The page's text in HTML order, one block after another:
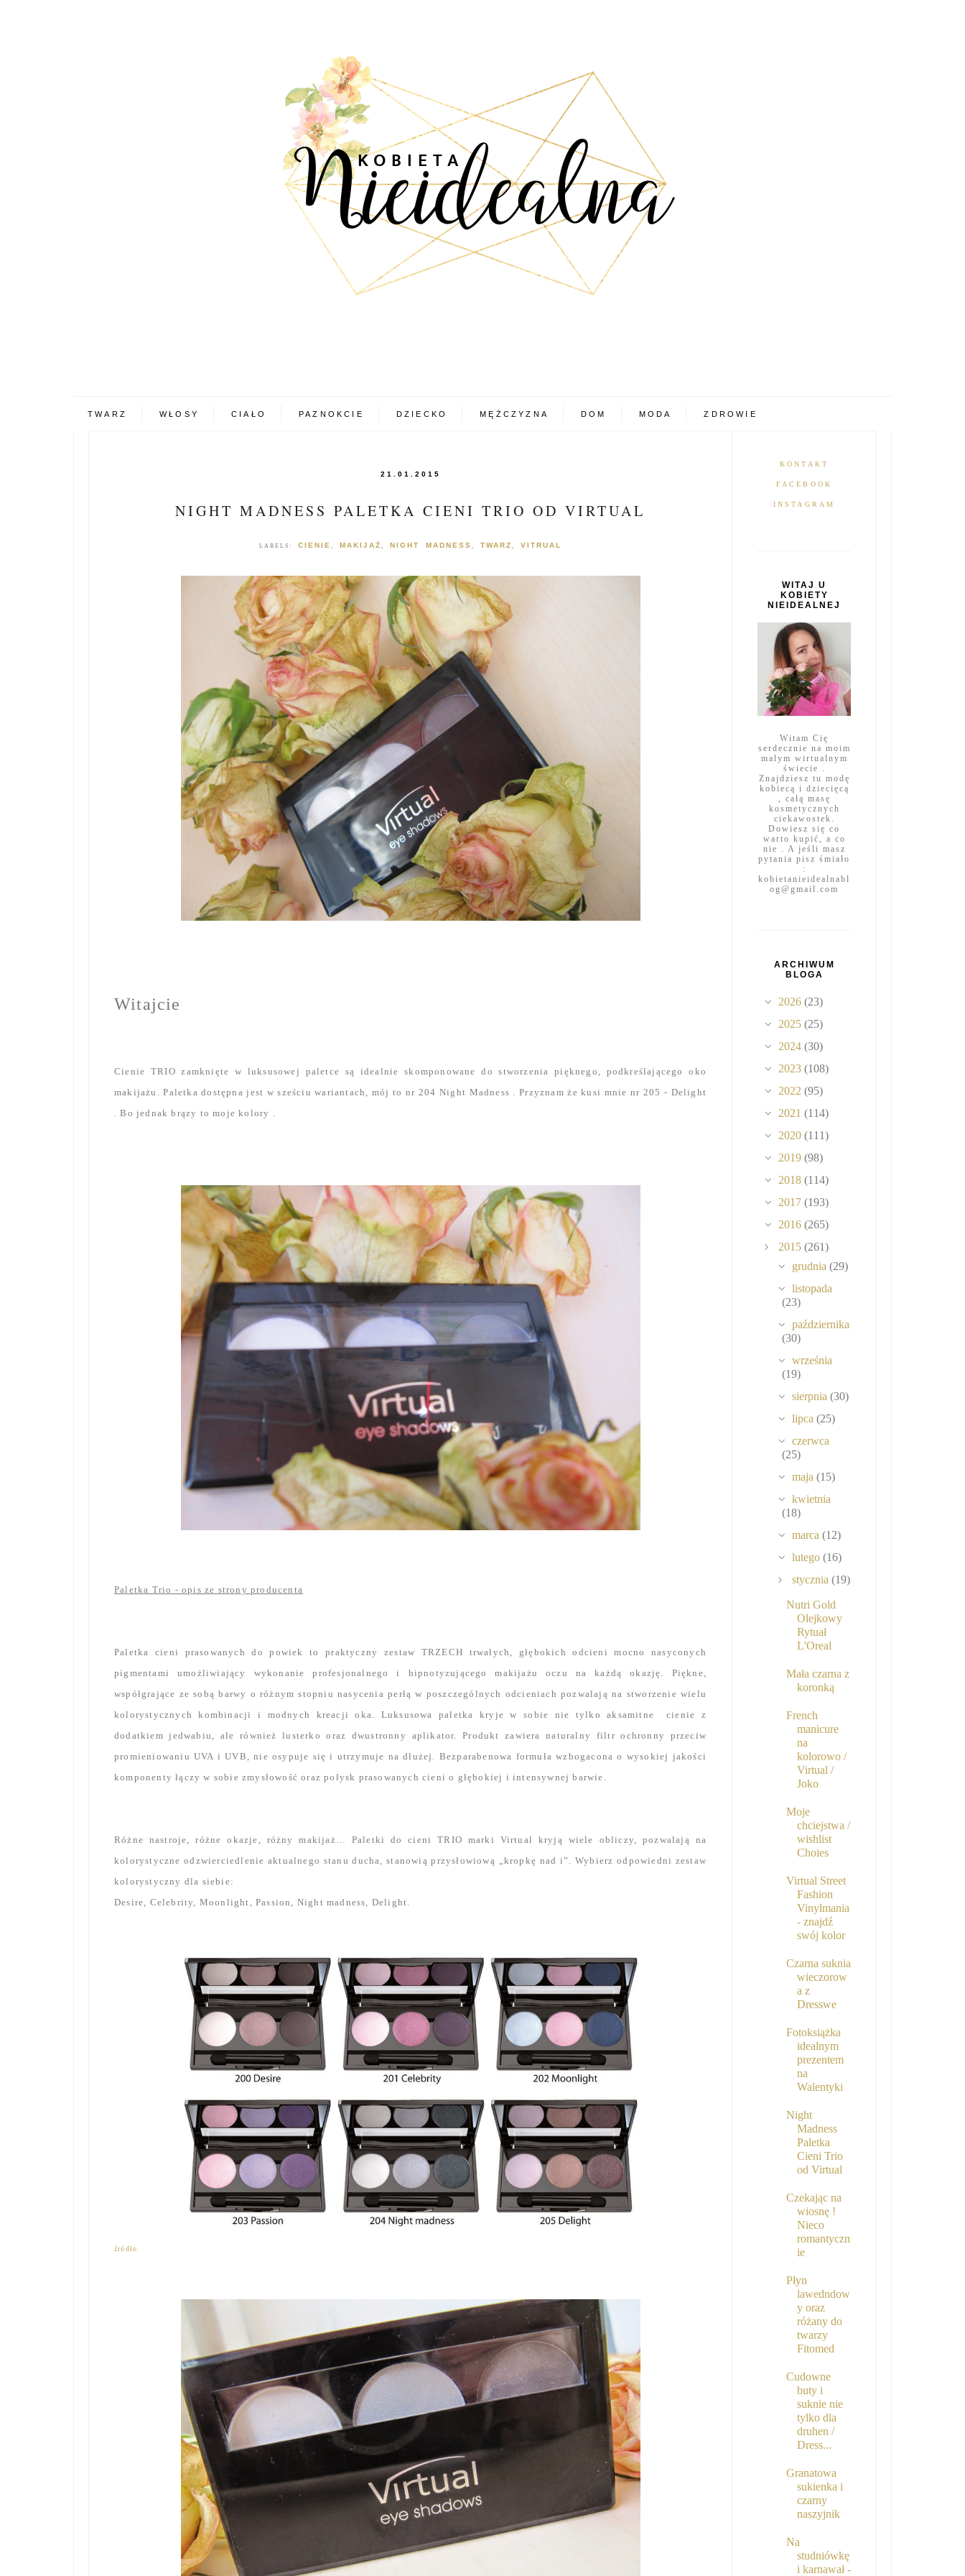
TWARZ WŁOSY CIAŁO PAZNOKCIE DZIECKO MĘŻCZYZNA DOM MODA ZDROWIE
21.01.2015
NIGHT MADNESS PALETKA CIENI TRIO OD VIRTUAL
LABELS: CIENIE , MAKIJAŻ , NIGHT MADNESS , TWARZ , VITRUAL
Witajcie
Cienie TRIO zamknięte w luksusowej paletce są idealnie skomponowane do stworzenia pięknego, podkreślającego oko
makijażu. Paletka dostępna jest w sześciu wariantach, mój to nr 204 Night Madness . Przyznam że kusi mnie nr 205 - Delight
. Bo jednak brązy to moje kolory .
Paletka Trio - opis ze strony producenta
Paletka cieni prasowanych do powiek to praktyczny zestaw TRZECH trwałych, głębokich odcieni mocno nasyconych
pigmentami umożliwiający wykonanie profesjonalnego i hipnotyzującego makijażu oczu na każdą okazję. Piękne,
współgrające ze sobą barwy o różnym stopniu nasycenia perłą w poszczególnych odcieniach pozwalają na stworzenie wielu
kolorystycznych kombinacji i modnych kreacji oka. Luksusowa paletka kryje w sobie nie tylko aksamitne cienie z
dodatkiem jedwabiu, ale również lusterko oraz dwustronny aplikator. Produkt zawiera naturalny filtr ochronny przeciw
promieniowaniu UVA i UVB, nie osypuje się i utrzymuje na dłużej. Bezparabenowa formuła wzbogacona o wysokiej jakości
komponenty łączy w sobie zmysłowość oraz połysk prasowanych cieni o głębokiej i intensywnej barwie.
Różne nastroje, różne okazje, różny makijaż… Paletki do cieni TRIO marki Virtual kryją wiele obliczy, pozwalają na
kolorystyczne odzwierciedlenie aktualnego stanu ducha, stanowią przysłowiową „kropkę nad i”. Wybierz odpowiedni zestaw
kolorystyczny dla siebie:
Desire, Celebrity, Moonlight, Passion, Night madness, Delight.
źródło
KONTAKT
FACEBOOK
INSTAGRAM
WITAJ U
KOBIETY
NIEIDEALNEJ
Witam Cię
serdecznie na moim
malym wirtualnym
świecie .
Znajdziesz tu modę
kobiecą i dziecięcą
, całą masę
kosmetycznych
ciekawostek.
Dowiesz się co
warto kupić, a co
nie . A jeśli masz
pytania pisz śmiało
:
kobietanieidealnabl
og@gmail.com
ARCHIWUM
BLOGA
2026 (23)
2025 (25)
2024 (30)
2023 (108)
2022 (95)
2021 (114)
2020 (111)
2019 (98)
2018 (114)
2017 (193)
2016 (265)
2015 (261)
grudnia(29)
listopada
(23)
października
(30)
września
(19)
sierpnia(30)
lipca(25)
czerwca
(25)
maja(15)
kwietnia
(18)
marca(12)
lutego(16)
stycznia(19)
Nutri Gold
Olejkowy
Rytuał
L'Oreal
Mała czarna z
koronką
French
manicure
na
kolorowo /
Virtual /
Joko
Moje
chciejstwa /
wishlist
Choies
Virtual Street
Fashion
Vinylmania
- znajdź
swój kolor
Czarna suknia
wieczorow
a z
Dresswe
Fotoksiążka
idealnym
prezentem
na
Walentyki
Night
Madness
Paletka
Cieni Trio
od Virtual
Czekając na
wiosnę !
Nieco
romantyczn
ie
Płyn
lawedndow
y oraz
różany do
twarzy
Fitomed
Cudowne
buty i
suknie nie
tylko dla
druhen /
Dress...
Granatowa
sukienka i
czarny
naszyjnik
Na
studniówkę
i karnawał -